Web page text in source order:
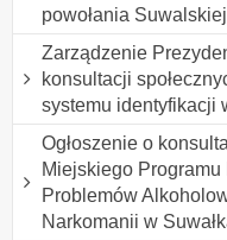
powołania
Zarządzenie
konsultacji
systemu identyfikacji
Ogłoszenie o
Miejskiego
Problemów
Narkomanii w